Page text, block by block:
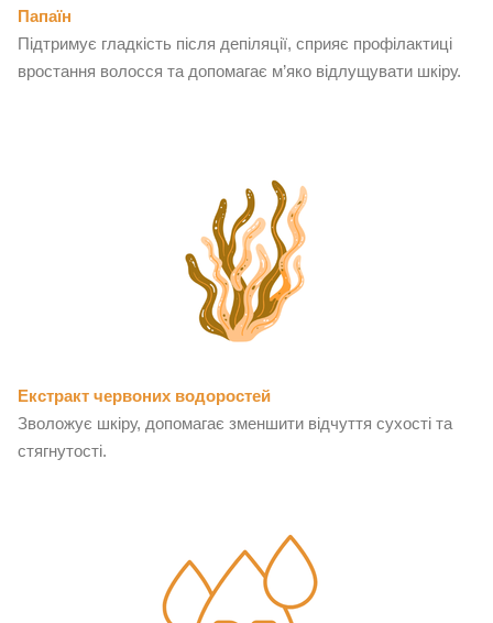
Папаїн
Підтримує гладкість після депіляції, сприяє профілактиці
вростання волосся та допомагає м’яко відлущувати шкіру.
Екстракт червоних водоростей
Зволожує шкіру, допомагає зменшити відчуття сухості та
стягнутості.